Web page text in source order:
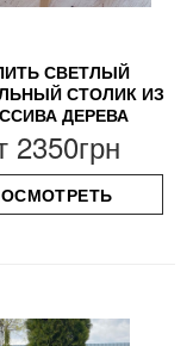
СВЕТЛЫЙ
СТОЛИК ИЗ
ДЕРЕВА
2350грн